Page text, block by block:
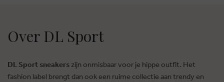
Over DL Sport
DL Sport sneakers zijn onmisbaar voor je hippe outfit. Het
fashion label brengt dan ook een ruime collectie aan trendy en